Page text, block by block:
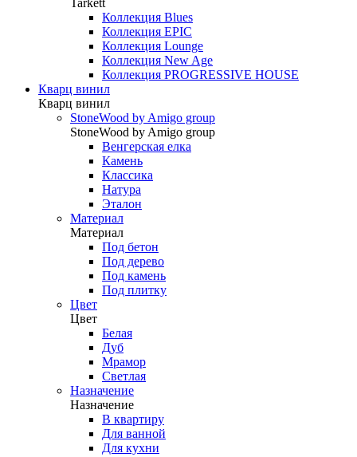
Tarkett
Коллекция Blues
Коллекция EPIC
Коллекция Lounge
Коллекция New Age
Коллекция PROGRESSIVE HOUSE
Кварц винил
Кварц винил
StoneWood by Amigo group
StoneWood by Amigo group
Венгерская елка
Камень
Классика
Натура
Эталон
Материал
Материал
Под бетон
Под дерево
Под камень
Под плитку
Цвет
Цвет
Белая
Дуб
Мрамор
Светлая
Назначение
Назначение
В квартиру
Для ванной
Для кухни